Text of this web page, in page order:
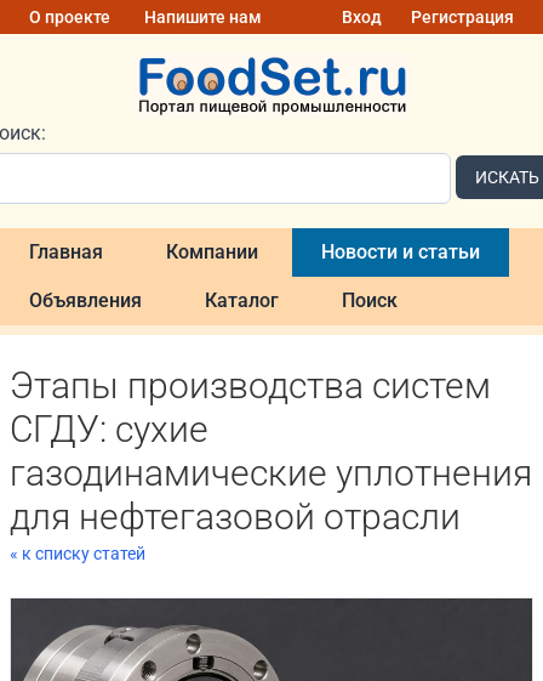
О проекте Напишите нам Вход Регистрация
ИСКАТЬ
Главная Компании Новости и статьи
Объявления Каталог Поиск
Этапы производства систем
СГДУ: сухие
газодинамические уплотнения
для нефтегазовой отрасли
« к списку статей